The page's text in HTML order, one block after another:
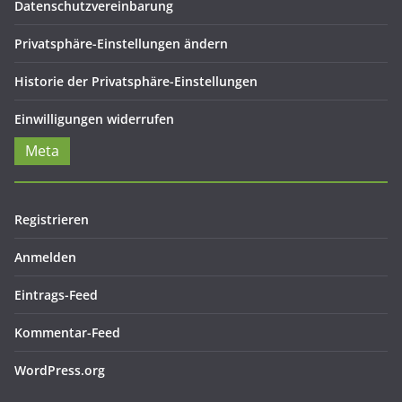
Datenschutzvereinbarung
Privatsphäre-Einstellungen ändern
Historie der Privatsphäre-Einstellungen
Einwilligungen widerrufen
Meta
Registrieren
Anmelden
Eintrags-Feed
Kommentar-Feed
WordPress.org